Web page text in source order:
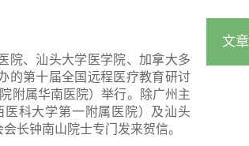
院、汕头大学医学院、加拿大多
的第十届全国远程医疗教育研讨
附属华南医院）举行。除广州主
科大学第一附属医院）及汕头
长钟南山院士专门发来贺信。
文